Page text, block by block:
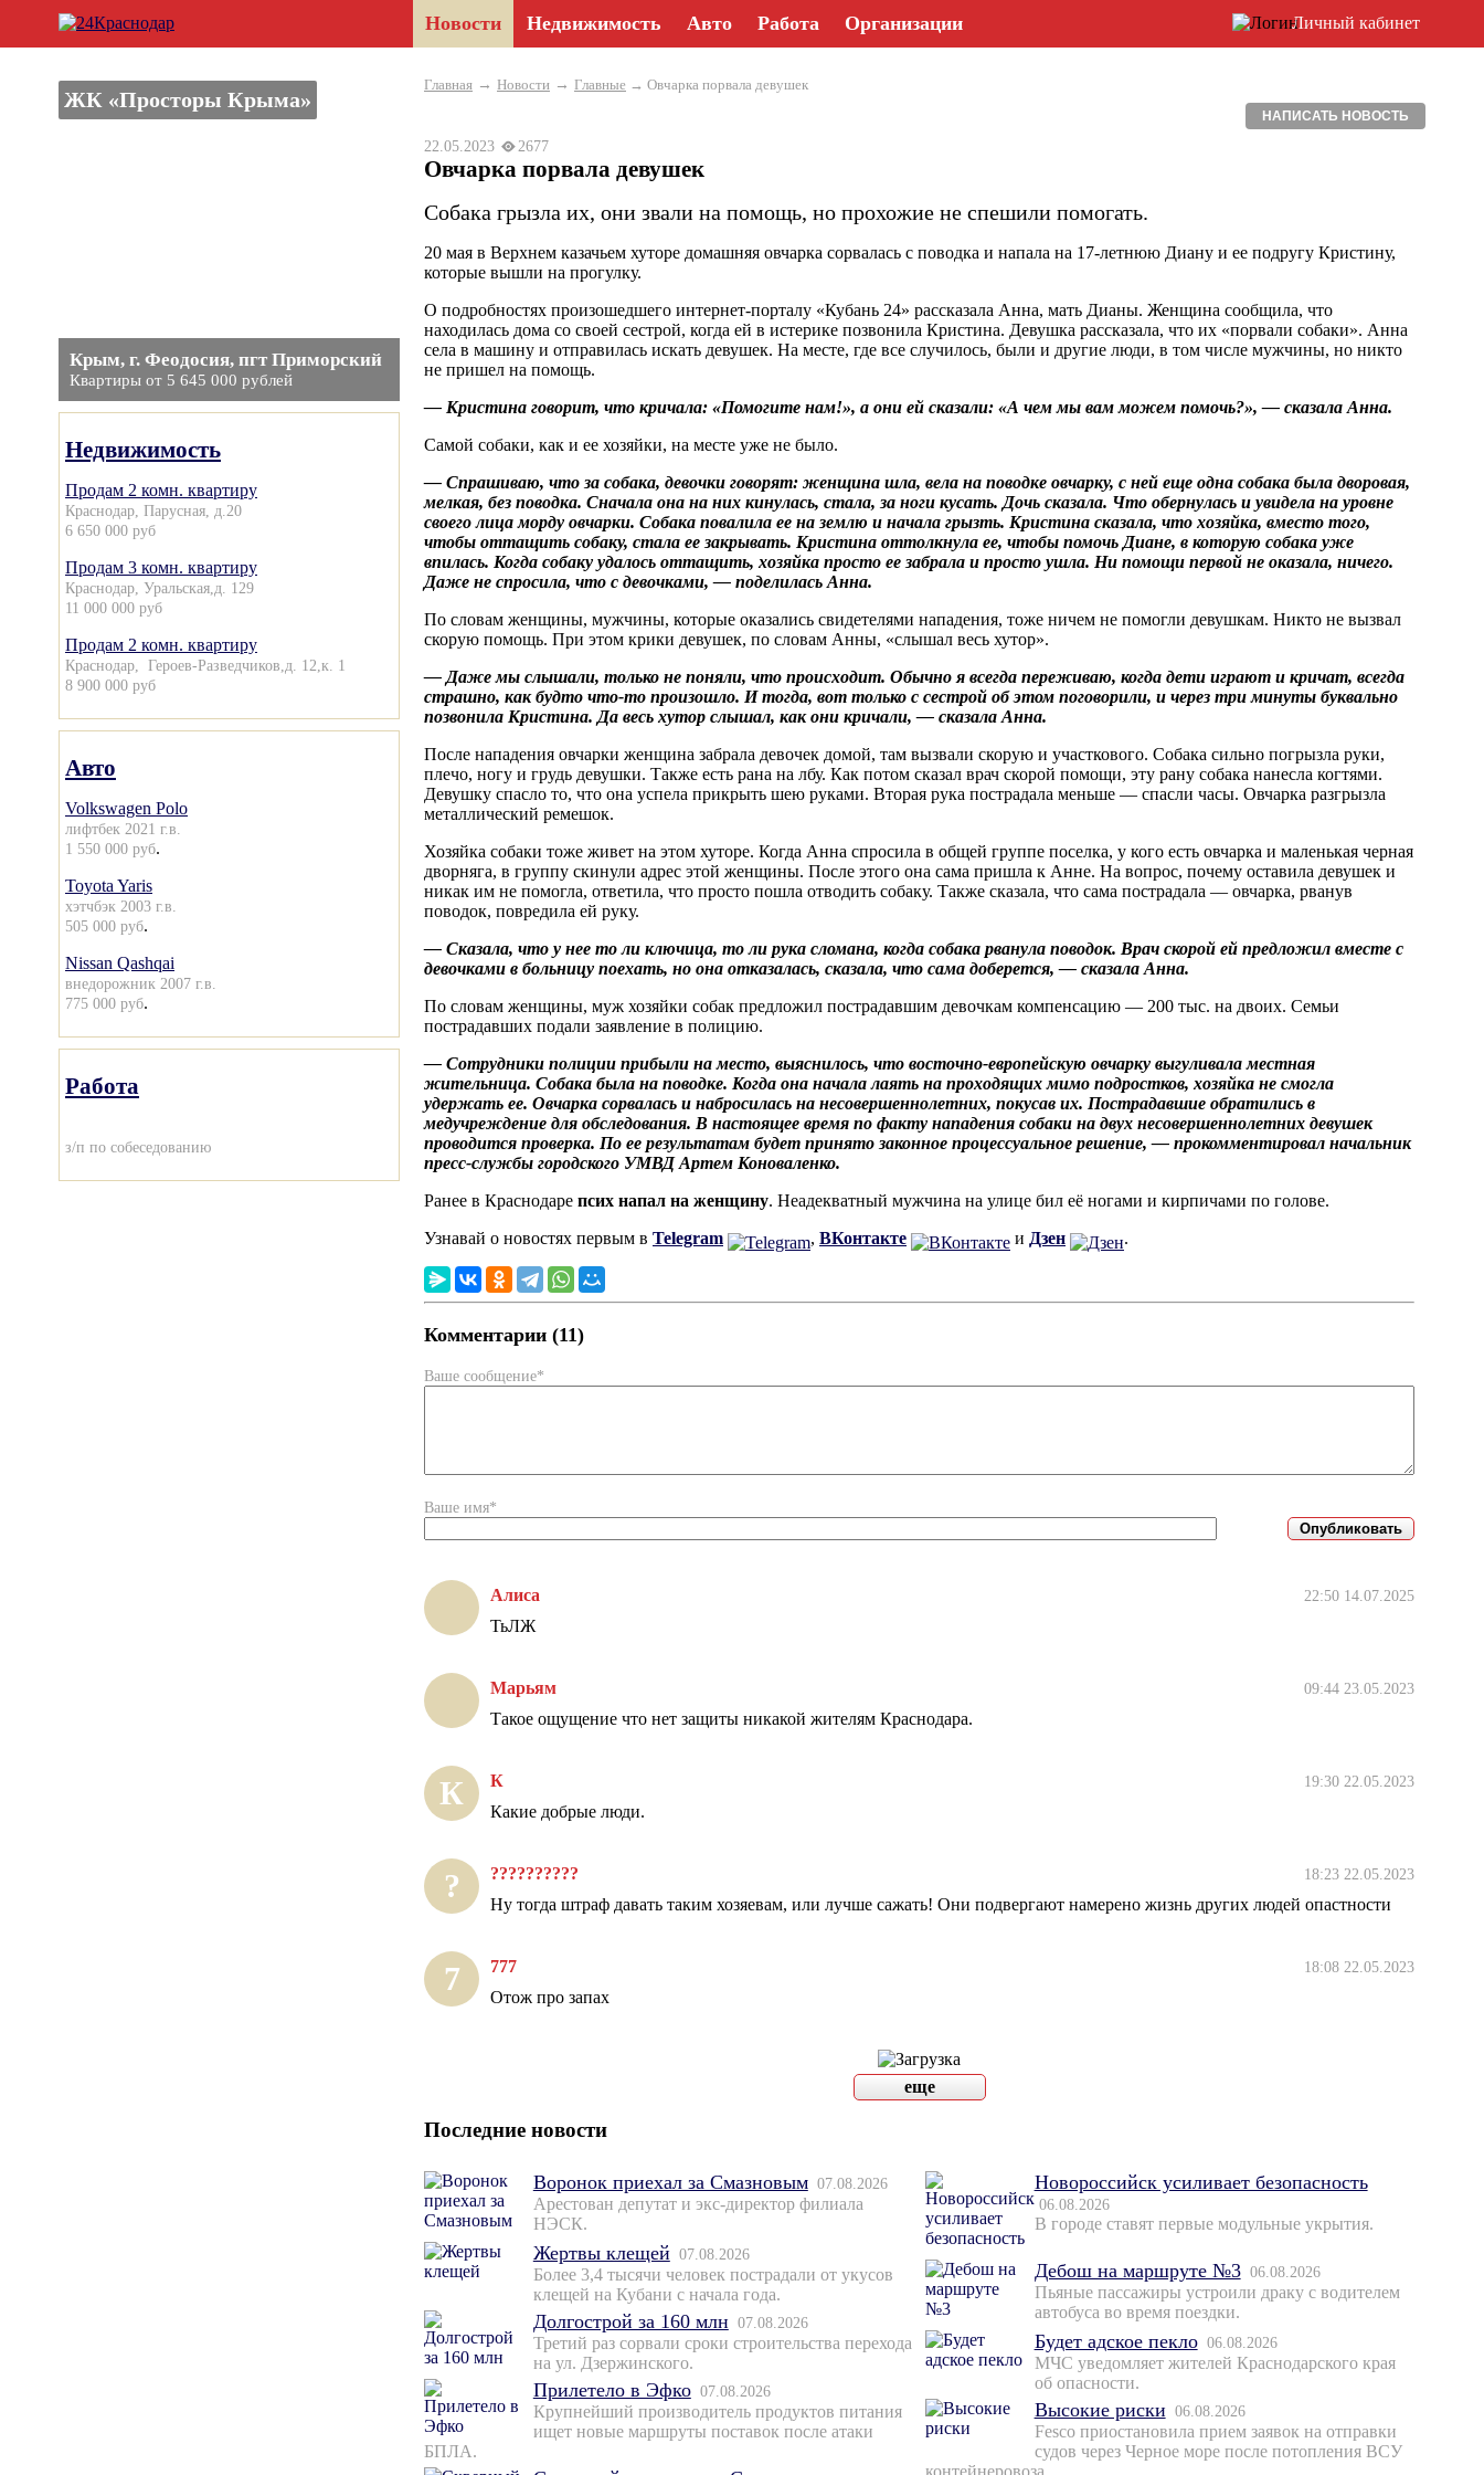
Новости Недвижимость Авто Работа Организации Личный кабинет
ЖК «Просторы Крыма»
Крым, г. Феодосия, пгт Приморский
Квартиры от 5 645 000 рублей
Недвижимость
Продам 2 комн. квартиру
Краснодар, Парусная, д.20
6 650 000 руб
Продам 3 комн. квартиру
Краснодар, Уральская,д. 129
11 000 000 руб
Продам 2 комн. квартиру
Краснодар, Героев-Разведчиков,д. 12,к. 1
8 900 000 руб
Авто
Volkswagen Polo
лифтбек 2021 г.в.
1 550 000 руб.
Toyota Yaris
хэтчбэк 2003 г.в.
505 000 руб.
Nissan Qashqai
внедорожник 2007 г.в.
775 000 руб.
Работа
з/п по собеседованию
Главная → Новости → Главные → Овчарка порвала девушек
НАПИСАТЬ НОВОСТЬ
22.05.2023 2677
Овчарка порвала девушек
Cобака грызла их, они звали на помощь, но прохожие не спешили помогать.
20 мая в Верхнем казачьем хуторе домашняя овчарка сорвалась с поводка и напала на 17-летнюю Диану и ее подругу Кристину,
которые вышли на прогулку.
О подробностях произошедшего интернет-порталу «Кубань 24» рассказала Анна, мать Дианы. Женщина сообщила, что
находилась дома со своей сестрой, когда ей в истерике позвонила Кристина. Девушка рассказала, что их «порвали собаки». Анна
села в машину и отправилась искать девушек. На месте, где все случилось, были и другие люди, в том числе мужчины, но никто
не пришел на помощь.
— Кристина говорит, что кричала: «Помогите нам!», а они ей сказали: «А чем мы вам можем помочь?», — сказала Анна.
Самой собаки, как и ее хозяйки, на месте уже не было.
— Спрашиваю, что за собака, девочки говорят: женщина шла, вела на поводке овчарку, с ней еще одна собака была дворовая,
мелкая, без поводка. Сначала она на них кинулась, стала, за ноги кусать. Дочь сказала. Что обернулась и увидела на уровне
своего лица морду овчарки. Собака повалила ее на землю и начала грызть. Кристина сказала, что хозяйка, вместо того,
чтобы оттащить собаку, стала ее закрывать. Кристина оттолкнула ее, чтобы помочь Диане, в которую собака уже
впилась. Когда собаку удалось оттащить, хозяйка просто ее забрала и просто ушла. Ни помощи первой не оказала, ничего.
Даже не спросила, что с девочками, — поделилась Анна.
По словам женщины, мужчины, которые оказались свидетелями нападения, тоже ничем не помогли девушкам. Никто не вызвал
скорую помощь. При этом крики девушек, по словам Анны, «слышал весь хутор».
— Даже мы слышали, только не поняли, что происходит. Обычно я всегда переживаю, когда дети играют и кричат, всегда
страшно, как будто что-то произошло. И тогда, вот только с сестрой об этом поговорили, и через три минуты буквально
позвонила Кристина. Да весь хутор слышал, как они кричали, — сказала Анна.
После нападения овчарки женщина забрала девочек домой, там вызвали скорую и участкового. Собака сильно погрызла руки,
плечо, ногу и грудь девушки. Также есть рана на лбу. Как потом сказал врач скорой помощи, эту рану собака нанесла когтями.
Девушку спасло то, что она успела прикрыть шею руками. Вторая рука пострадала меньше — спасли часы. Овчарка разгрызла
металлический ремешок.
Хозяйка собаки тоже живет на этом хуторе. Когда Анна спросила в общей группе поселка, у кого есть овчарка и маленькая черная
дворняга, в группу скинули адрес этой женщины. После этого она сама пришла к Анне. На вопрос, почему оставила девушек и
никак им не помогла, ответила, что просто пошла отводить собаку. Также сказала, что сама пострадала — овчарка, рванув
поводок, повредила ей руку.
— Сказала, что у нее то ли ключица, то ли рука сломана, когда собака рванула поводок. Врач скорой ей предложил вместе с
девочками в больницу поехать, но она отказалась, сказала, что сама доберется, — сказала Анна.
По словам женщины, муж хозяйки собак предложил пострадавшим девочкам компенсацию — 200 тыс. на двоих. Семьи
пострадавших подали заявление в полицию.
— Сотрудники полиции прибыли на место, выяснилось, что восточно-европейскую овчарку выгуливала местная
жительница. Собака была на поводке. Когда она начала лаять на проходящих мимо подростков, хозяйка не смогла
удержать ее. Овчарка сорвалась и набросилась на несовершеннолетних, покусав их. Пострадавшие обратились в
медучреждение для обследования. В настоящее время по факту нападения собаки на двух несовершеннолетних девушек
проводится проверка. По ее результатам будет принято законное процессуальное решение, — прокомментировал начальник
пресс-службы городского УМВД Артем Коноваленко.
Ранее в Краснодаре псих напал на женщину. Неадекватный мужчина на улице бил её ногами и кирпичами по голове.
Узнавай о новостях первым в Telegram , ВКонтакте и Дзен .
Комментарии (11)
Ваше сообщение*
Ваше имя*
Алиса 22:50 14.07.2025
ТьЛЖ
Марьям 09:44 23.05.2023
Такое ощущение что нет защиты никакой жителям Краснодара.
К К 19:30 22.05.2023
Какие добрые люди.
? ?????????? 18:23 22.05.2023
Ну тогда штраф давать таким хозяевам, или лучше сажать! Они подвергают намерено жизнь других людей опастности
7 777 18:08 22.05.2023
Отож про запах
еще
Последние новости
Воронок приехал за Смазновым 07.08.2026
Арестован депутат и экс-директор филиала
НЭСК.
Жертвы клещей 07.08.2026
Более 3,4 тысячи человек пострадали от укусов
клещей на Кубани с начала года.
Долгострой за 160 млн 07.08.2026
Третий раз сорвали сроки строительства перехода
на ул. Дзержинского.
Прилетело в Эфко 07.08.2026
Крупнейший производитель продуктов питания
ищет новые маршруты поставок после атаки
БПЛА.
Новороссийск усиливает безопасность
06.08.2026
В городе ставят первые модульные укрытия.
Дебош на маршруте №3 06.08.2026
Пьяные пассажиры устроили драку с водителем
автобуса во время поездки.
Будет адское пекло 06.08.2026
МЧС уведомляет жителей Краснодарского края
об опасности.
Высокие риски 06.08.2026
Fesco приостановила прием заявок на отправки
судов через Черное море после потопления ВСУ